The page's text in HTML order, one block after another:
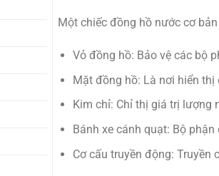
Một chiếc đồng hồ nước cơ
Vỏ đồng hồ: Bảo vệ các bộ
Mặt đồng hồ: Là nơi hiển thị
Kim chỉ: Chỉ thị giá trị lượng
Bánh xe cánh quạt: Bộ
Cơ cấu truyền động: Truyền